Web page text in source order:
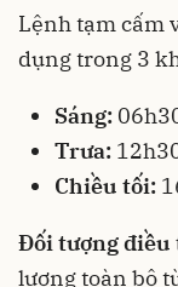
Lệnh tạm cấm
dụng trong 3
Sáng:
Trưa:
Chiều tối:
Đối tượng điều
lượng toàn bộ